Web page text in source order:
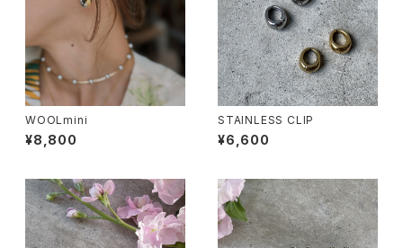
WOOLmini
¥8,800
STAINLESS CLIP
¥6,600